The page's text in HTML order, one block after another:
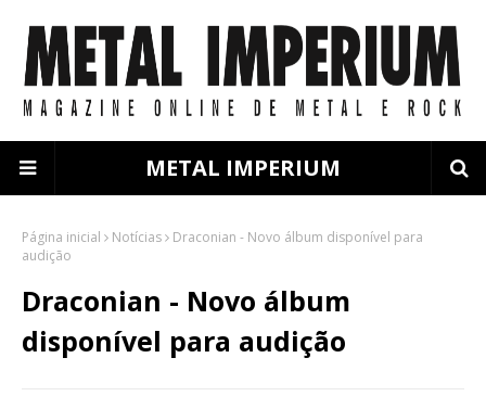
METAL IMPERIUM
Página inicial Notícias
Draconian - Novo álbum disponível para
audição
Draconian - Novo álbum
disponível para audição